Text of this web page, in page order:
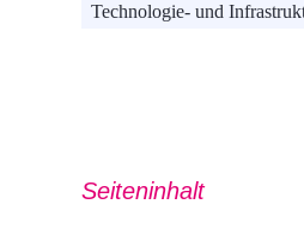
Technologie- und
Seiteninhalt